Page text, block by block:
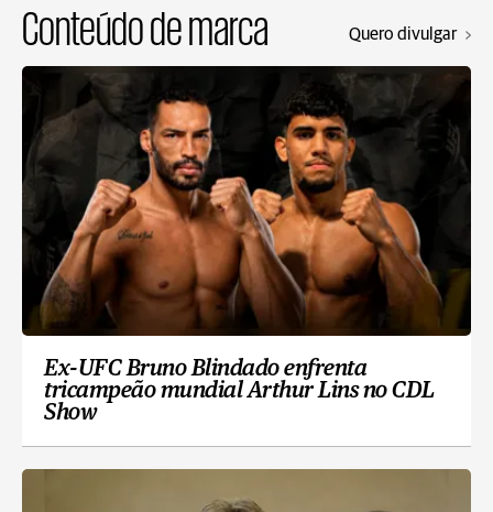
Conteúdo de marca Quero divulgar
Ex-UFC Bruno Blindado enfrenta
tricampeão mundial Arthur Lins no CDL
Show